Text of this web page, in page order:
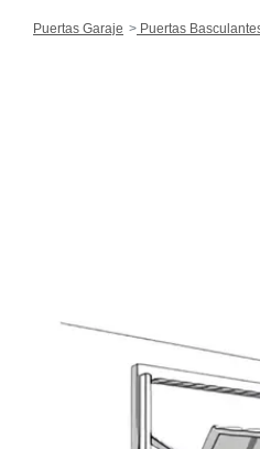
Puertas Garaje Puertas